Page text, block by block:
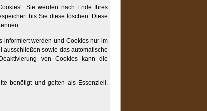
Sie werden nach Ende Ihres
bis Sie diese löschen. Diese
informiert werden und Cookies nur im
ausschließen sowie das automatische
von Cookies kann die
benötigt und gelten als Essenziell.